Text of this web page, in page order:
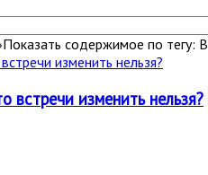
Показать содержимое по тегу:
встречи изменить нельзя?